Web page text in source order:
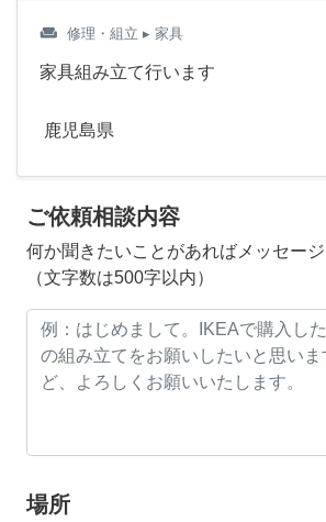
weekend 修理・組立 ▸ 家具
家具組み立て行います
鹿児島県
ご依頼相談内容
何か聞きたいことがあればメッセー
（文字数は500字以内）
場所